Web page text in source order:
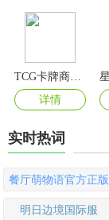
TCG卡牌商店模拟器手游
详情
实时热词
餐厅萌物语官方正版
明日边境国际服